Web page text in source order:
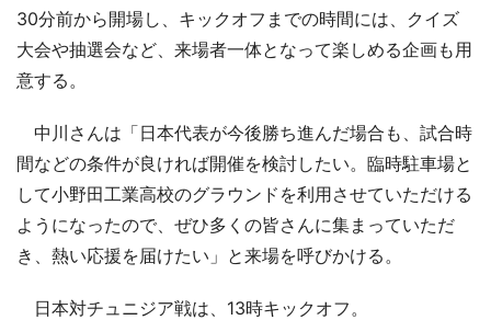
30分前から開場し、キックオフまでの時間には、クイズ
大会や抽選会など、来場者一体となって楽しめる企画も用
意する。
中川さんは「日本代表が今後勝ち進んだ場合も、試合時
間などの条件が良ければ開催を検討したい。臨時駐車場と
して小野田工業高校のグラウンドを利用させていただける
ようになったので、ぜひ多くの皆さんに集まっていただ
き、熱い応援を届けたい」と来場を呼びかける。
日本対チュニジア戦は、13時キックオフ。